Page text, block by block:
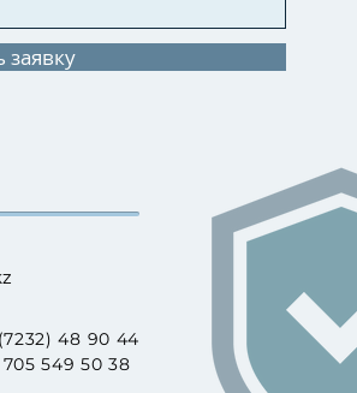
заявку
48 90 44
50 38